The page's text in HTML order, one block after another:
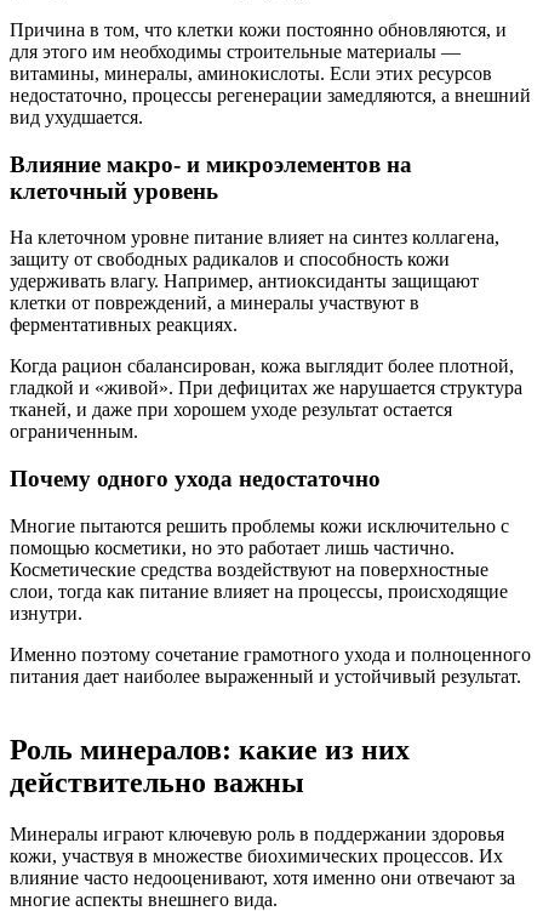
Причина в том, что клетки кожи постоянно обновляются, и
для этого им необходимы строительные материалы —
витамины, минералы, аминокислоты. Если этих ресурсов
недостаточно, процессы регенерации замедляются, а внешний
вид ухудшается.
Влияние макро- и микроэлементов на
клеточный уровень
На клеточном уровне питание влияет на синтез коллагена,
защиту от свободных радикалов и способность кожи
удерживать влагу. Например, антиоксиданты защищают
клетки от повреждений, а минералы участвуют в
ферментативных реакциях.
Когда рацион сбалансирован, кожа выглядит более плотной,
гладкой и «живой». При дефицитах же нарушается структура
тканей, и даже при хорошем уходе результат остается
ограниченным.
Почему одного ухода недостаточно
Многие пытаются решить проблемы кожи исключительно с
помощью косметики, но это работает лишь частично.
Косметические средства воздействуют на поверхностные
слои, тогда как питание влияет на процессы, происходящие
изнутри.
Именно поэтому сочетание грамотного ухода и полноценного
питания дает наиболее выраженный и устойчивый результат.
Роль минералов: какие из них
действительно важны
Минералы играют ключевую роль в поддержании здоровья
кожи, участвуя в множестве биохимических процессов. Их
влияние часто недооценивают, хотя именно они отвечают за
многие аспекты внешнего вида.